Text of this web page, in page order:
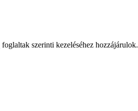
foglaltak szerinti kezeléséhez hozzájárulok.